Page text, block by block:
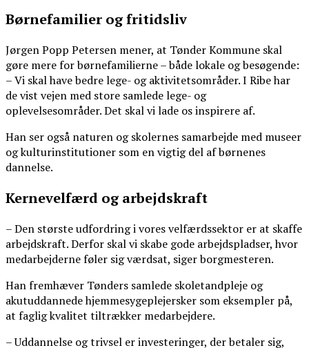
Børnefamilier og fritidsliv
Jørgen Popp Petersen mener, at Tønder Kommune skal
gøre mere for børnefamilierne – både lokale og besøgende:
– Vi skal have bedre lege- og aktivitetsområder. I Ribe har
de vist vejen med store samlede lege- og
oplevelsesområder. Det skal vi lade os inspirere af.
Han ser også naturen og skolernes samarbejde med museer
og kulturinstitutioner som en vigtig del af børnenes
dannelse.
Kernevelfærd og arbejdskraft
– Den største udfordring i vores velfærdssektor er at skaffe
arbejdskraft. Derfor skal vi skabe gode arbejdspladser, hvor
medarbejderne føler sig værdsat, siger borgmesteren.
Han fremhæver Tønders samlede skoletandpleje og
akutuddannede hjemmesygeplejersker som eksempler på,
at faglig kvalitet tiltrækker medarbejdere.
– Uddannelse og trivsel er investeringer, der betaler sig,